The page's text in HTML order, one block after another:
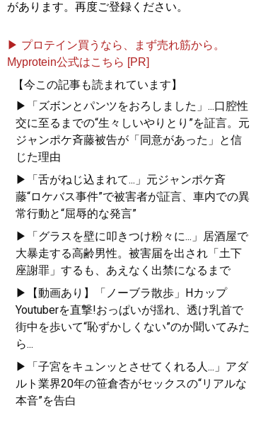
があります。再度ご登録ください。
▶ プロテイン買うなら、まず売れ筋から。
Myprotein公式はこちら [PR]
【今この記事も読まれています】
▶「ズボンとパンツをおろしました」...口腔性
交に至るまでの“生々しいやりとり”を証言。元
ジャンポケ斉藤被告が「同意があった」と信
じた理由
▶「舌がねじ込まれて...」元ジャンポケ斉
藤“ロケバス事件”で被害者が証言、車内での異
常行動と“屈辱的な発言”
▶「グラスを壁に叩きつけ粉々に...」居酒屋で
大暴走する高齢男性。被害届を出され「土下
座謝罪」するも、あえなく出禁になるまで
▶【動画あり】「ノーブラ散歩」Hカップ
Youtuberを直撃!おっぱいが揺れ、透け乳首で
街中を歩いて“恥ずかしくない”のか聞いてみた
ら...
▶「子宮をキュンッとさせてくれる人...」アダ
ルト業界20年の笹倉杏がセックスの“リアルな
本音”を告白